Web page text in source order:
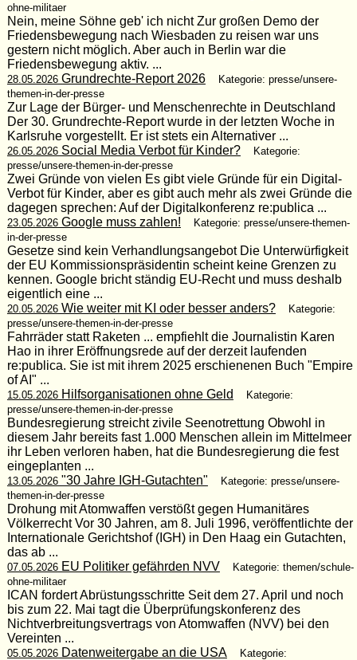
ohne-militaer
Nein, meine Söhne geb' ich nicht Zur großen Demo der
Friedensbewegung nach Wiesbaden zu reisen war uns
gestern nicht möglich. Aber auch in Berlin war die
Friedensbewegung aktiv. ...
28.05.2026Grundrechte-Report 2026
Kategorie: presse/unsere-
themen-in-der-presse
Zur Lage der Bürger- und Menschenrechte in Deutschland
Der 30. Grundrechte-Report wurde in der letzten Woche in
Karlsruhe vorgestellt. Er ist stets ein Alternativer ...
26.05.2026Social Media Verbot für Kinder?
Kategorie:
presse/unsere-themen-in-der-presse
Zwei Gründe von vielen Es gibt viele Gründe für ein Digital-
Verbot für Kinder, aber es gibt auch mehr als zwei Gründe die
dagegen sprechen: Auf der Digitalkonferenz re:publica ...
23.05.2026Google muss zahlen!
Kategorie: presse/unsere-themen-
in-der-presse
Gesetze sind kein Verhandlungsangebot Die Unterwürfigkeit
der EU Kommissionspräsidentin scheint keine Grenzen zu
kennen. Google bricht ständig EU-Recht und muss deshalb
eigentlich eine ...
20.05.2026Wie weiter mit KI oder besser anders?
Kategorie:
presse/unsere-themen-in-der-presse
Fahrräder statt Raketen ... empfiehlt die Journalistin Karen
Hao in ihrer Eröffnungsrede auf der derzeit laufenden
re:publica. Sie ist mit ihrem 2025 erschienenen Buch "Empire
of AI" ...
15.05.2026Hilfsorganisationen ohne Geld
Kategorie:
presse/unsere-themen-in-der-presse
Bundesregierung streicht zivile Seenotrettung Obwohl in
diesem Jahr bereits fast 1.000 Menschen allein im Mittelmeer
ihr Leben verloren haben, hat die Bundesregierung die fest
eingeplanten ...
13.05.2026"30 Jahre IGH-Gutachten"
Kategorie: presse/unsere-
themen-in-der-presse
Drohung mit Atomwaffen verstößt gegen Humanitäres
Völkerrecht Vor 30 Jahren, am 8. Juli 1996, veröffentlichte der
Internationale Gerichtshof (IGH) in Den Haag ein Gutachten,
das ab ...
07.05.2026EU Politiker gefährden NVV
Kategorie: themen/schule-
ohne-militaer
ICAN fordert Abrüstungsschritte Seit dem 27. April und noch
bis zum 22. Mai tagt die Überprüfungskonferenz des
Nichtverbreitungsvertrags von Atomwaffen (NVV) bei den
Vereinten ...
05.05.2026Datenweitergabe an die USA
Kategorie: